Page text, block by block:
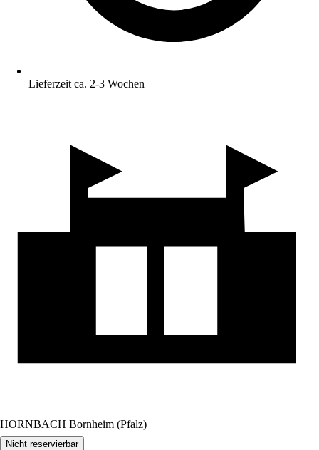
Lieferzeit ca. 2-3 Wochen
HORNBACH Bornheim (Pfalz)
Nicht reservierbar